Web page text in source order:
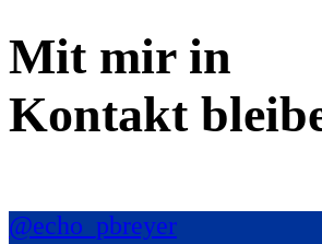
Mit mir in
Kontakt
@echo_pbreyer